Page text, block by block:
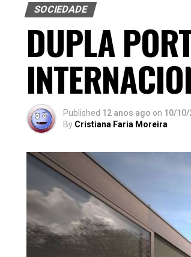
SOCIEDADE
DUPLA
Published 12 anos ago on 10/10/
By Cristiana Faria Moreira